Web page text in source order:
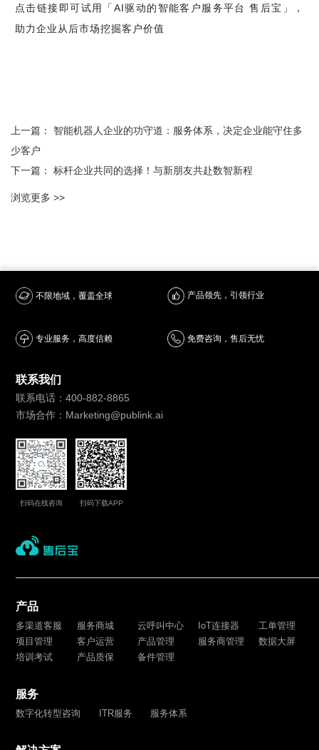
点击链接即可试用「AI驱动的智能客户服务平台 售后宝」，
助力企业从后市场挖掘客户价值
上一篇： 智能机器人企业的功守道：服务体系，决定企业能守住多
少客户
下一篇： 标杆企业共同的选择！与新朋友共赴数智新程
浏览更多 >>
不限地域，覆盖全球 产品领先，引领行业
专业服务，高度信赖 免费咨询，售后无忧
联系我们
联系电话：400-882-8865
市场合作：Marketing@publink.ai
扫码在线咨询 扫码下载APP
产品
多渠道客服 服务商城 云呼叫中心 IoT连接器
工单管理
项目管理
客户运营 产品管理 服务商管理
数据大屏
培训考试
产品质保 备件管理
服务
数字化转型咨询 ITR服务 服务体系